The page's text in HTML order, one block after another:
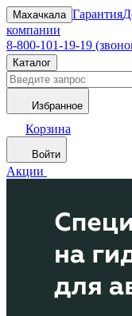
Махачкала Гарантия
компании
8-800-101-19-19
Каталог
Избранное
Корзина
Войти
Акции